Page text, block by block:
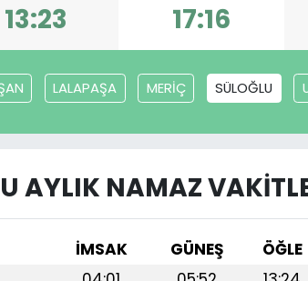
13:23 17:16
LALAPAŞA MERİÇ SÜLOĞLU
AYLIK NAMAZ
İMSAK GÜNEŞ ÖĞLE